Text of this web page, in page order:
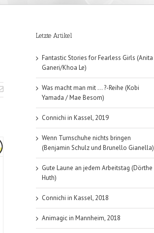
Letzte Artikel
Fantastic Stories for Fearless Girls (Anita
Ganeri/Khoa Le)
Was macht man mit … ?-Reihe (Kobi
Yamada / Mae Besom)
Connichi in Kassel, 2019
Wenn Turnschuhe nichts bringen
(Benjamin Schulz und Brunello Gianella)
Gute Laune an jedem Arbeitstag (Dörthe
Huth)
Connichi in Kassel, 2018
Animagic in Mannheim, 2018